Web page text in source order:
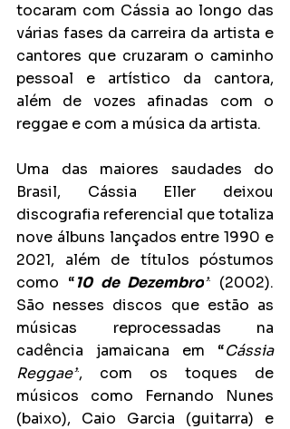
tocaram com Cássia ao longo das
várias fases da carreira da artista e
cantores que cruzaram o caminho
pessoal e artístico da cantora,
além de vozes afinadas com o
reggae e com a música da artista.
Uma das maiores saudades do
Brasil, Cássia Eller deixou
discografia referencial que totaliza
nove álbuns lançados entre 1990 e
2021, além de títulos póstumos
como “10 de Dezembro” (2002).
São nesses discos que estão as
músicas reprocessadas na
cadência jamaicana em “Cássia
Reggae”, com os toques de
músicos como Fernando Nunes
(baixo), Caio Garcia (guitarra) e